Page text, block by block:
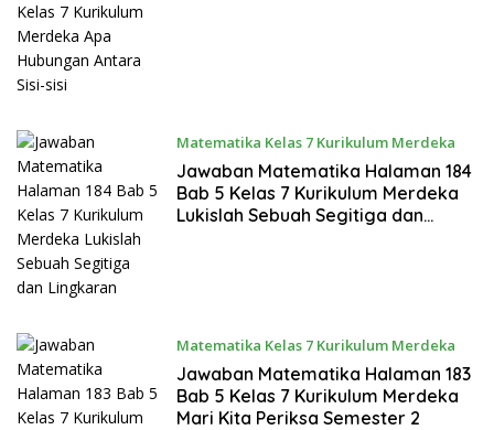
Matematika Kelas 7 Kurikulum Merdeka
Januari 27, 2024
Jawaban Matematika Halaman 184
Bab 5 Kelas 7 Kurikulum Merdeka
Lukislah Sebuah Segitiga dan
Matematika Kelas 7 Kurikulum Merdeka
Januari 27, 2024
Jawaban Matematika Halaman 183
Bab 5 Kelas 7 Kurikulum Merdeka
Mari Kita Periksa Semester 2